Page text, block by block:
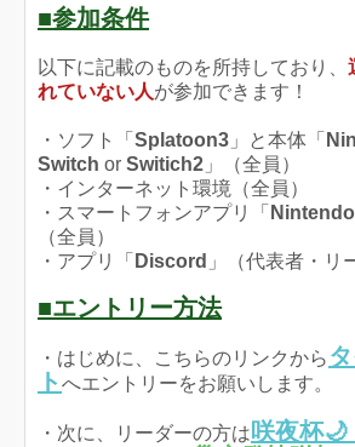
■参加条件
以下に記載のものを所持しており、
れていない人が参加できます！
・ソフト「 Splatoon3 」と本体「
Switch or Switich2 」（全員）
・インターネット環境（全員）
・スマートフォンアプリ「
（全員）
・アプリ「 Discord 」（代表者・リ
■エントリー方法
・はじめに、こちらのリンクから
ト へエントリーをお願いします。
・次に、リーダーの方は 咲夜杯